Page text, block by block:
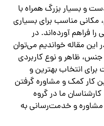
و بسیار بزرگ همراه با
مناسب برای بسیاری
فراهم آورده‌اند. در
مقاله خواندیم می‌توان
ظاهر و نوع کاربردی
برای انتخاب بهترین و
کار کمک و مشاوره گرفتن
ما در گروه
مشاوره و خدمت‌رسانی به